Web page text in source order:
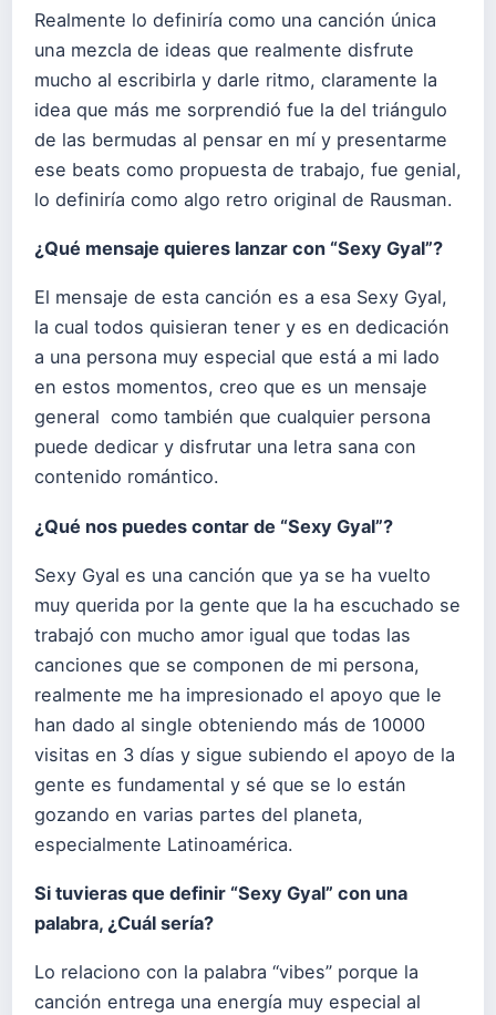
Realmente lo definiría como una canción única
una mezcla de ideas que realmente disfrute
mucho al escribirla y darle ritmo, claramente la
idea que más me sorprendió fue la del triángulo
de las bermudas al pensar en mí y presentarme
ese beats como propuesta de trabajo, fue genial,
lo definiría como algo retro original de Rausman.
¿Qué mensaje quieres lanzar con “Sexy Gyal”?
El mensaje de esta canción es a esa Sexy Gyal,
la cual todos quisieran tener y es en dedicación
a una persona muy especial que está a mi lado
en estos momentos, creo que es un mensaje
general como también que cualquier persona
puede dedicar y disfrutar una letra sana con
contenido romántico.
¿Qué nos puedes contar de “Sexy Gyal”?
Sexy Gyal es una canción que ya se ha vuelto
muy querida por la gente que la ha escuchado se
trabajó con mucho amor igual que todas las
canciones que se componen de mi persona,
realmente me ha impresionado el apoyo que le
han dado al single obteniendo más de 10000
visitas en 3 días y sigue subiendo el apoyo de la
gente es fundamental y sé que se lo están
gozando en varias partes del planeta,
especialmente Latinoamérica.
Si tuvieras que definir “Sexy Gyal” con una
palabra, ¿Cuál sería?
Lo relaciono con la palabra “vibes” porque la
canción entrega una energía muy especial al